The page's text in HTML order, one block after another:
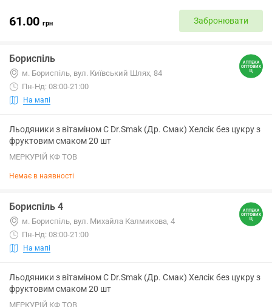
61.00 грн Забронювати
Бориспіль
м. Бориспіль, вул. Київський Шлях, 84
Пн-Нд: 08:00-21:00
На мапі
Льодяники з вітаміном С Dr.Smak (Др. Смак) Хелсік без цукру з
фруктовим смаком 20 шт
МЕРКУРІЙ КФ ТОВ
Немає в наявності
Бориспіль 4
м. Бориспіль, вул. Михайла Калмикова, 4
Пн-Нд: 08:00-21:00
На мапі
Льодяники з вітаміном С Dr.Smak (Др. Смак) Хелсік без цукру з
фруктовим смаком 20 шт
МЕРКУРІЙ КФ ТОВ